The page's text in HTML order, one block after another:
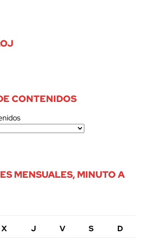
CONTENIDOS
MENSUALES, MINUTO A
X J V S D